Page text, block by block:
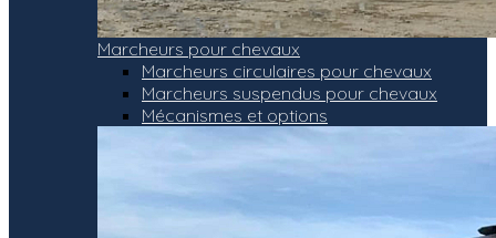
Marcheurs pour chevaux
Marcheurs circulaires pour chevaux
Marcheurs suspendus pour chevaux
Mécanismes et options